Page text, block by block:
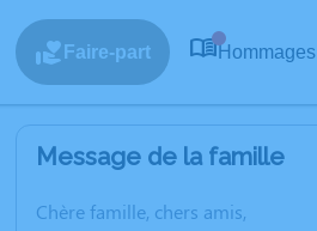
Faire-part Hommages
Message de la famille
Chère famille, chers amis,